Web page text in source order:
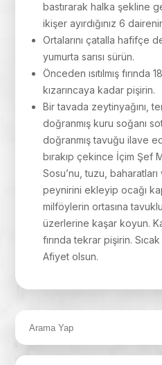
bastırarak halka şekline
ikişer ayırdığınız 6
Ortalarını çatalla hafifçe
yumurta sarısı sürün.
Önceden ısıtılmış fırında
kızarıncaya kadar pişirin.
Bir tavada zeytinyağını,
doğranmış kuru soğanı
doğranmış tavuğu ilave
bırakıp çekince İçim Şef
Sosu’nu, tuzu,
peynirini ekleyip ocağı
milföylerin ortasına
üzerlerine kaşar koyun.
fırında tekrar pişirin.
Afiyet olsun.